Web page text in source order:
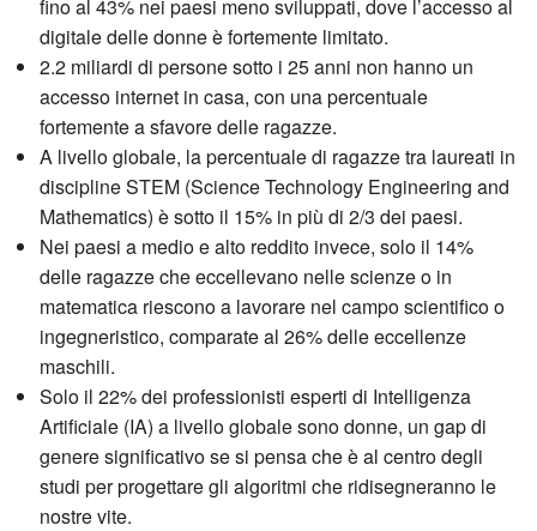
fino al 43% nei paesi meno sviluppati, dove l’accesso al
digitale delle donne è fortemente limitato.
2.2 miliardi di persone sotto i 25 anni non hanno un
accesso internet in casa, con una percentuale
fortemente a sfavore delle ragazze.
A livello globale, la percentuale di ragazze tra laureati in
discipline STEM (Science Technology Engineering and
Mathematics) è sotto il 15% in più di 2/3 dei paesi.
Nei paesi a medio e alto reddito invece, solo il 14%
delle ragazze che eccellevano nelle scienze o in
matematica riescono a lavorare nel campo scientifico o
ingegneristico, comparate al 26% delle eccellenze
maschili.
Solo il 22% dei professionisti esperti di Intelligenza
Artificiale (IA) a livello globale sono donne, un gap di
genere significativo se si pensa che è al centro degli
studi per progettare gli algoritmi che ridisegneranno le
nostre vite.